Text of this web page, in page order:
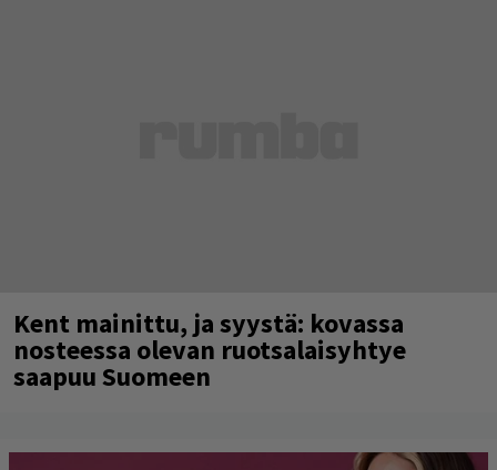
Kent mainittu, ja syystä: kovassa
nosteessa olevan ruotsalaisyhtye
saapuu Suomeen